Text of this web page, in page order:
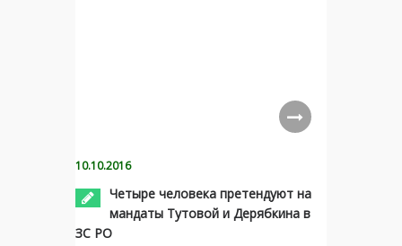
10.10.2016
Четыре человека претендуют на
мандаты Тутовой и Дерябкина в
ЗС РО